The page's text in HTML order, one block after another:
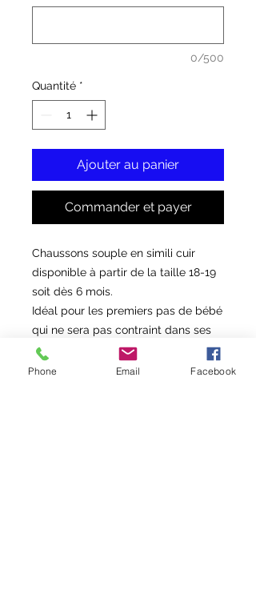
0/500
Quantité *
Ajouter au panier
Commander et payer
Chaussons souple en simili cuir
disponible à partir de la taille 18-19
soit dès 6 mois.
Idéal pour les premiers pas de bébé
qui ne sera pas contraint dans ses
gestes.
Les chaussons sont fourrés en
Phone Email Facebook